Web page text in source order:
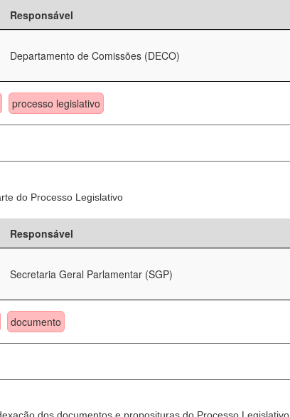
Responsável
Departamento de Comissões (DECO)
processo legislativo
do Processo Legislativo
Responsável
Secretaria Geral Parlamentar (SGP)
documento